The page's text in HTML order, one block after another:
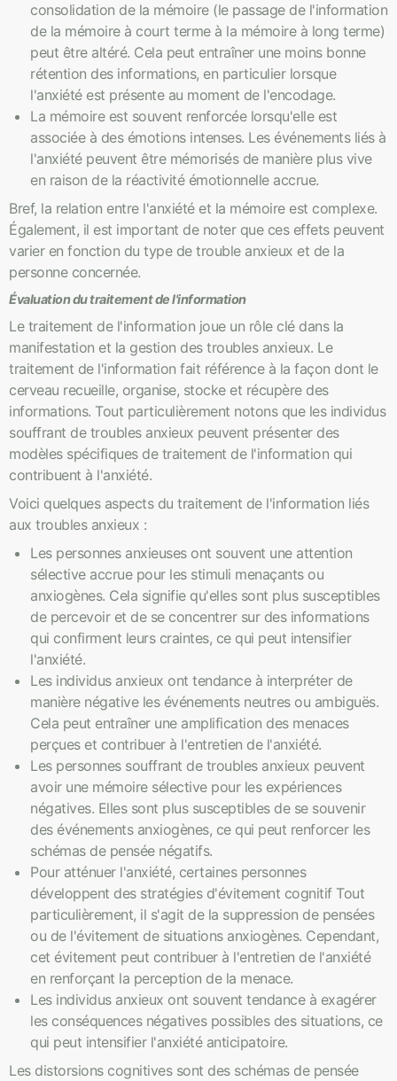
consolidation de la mémoire (le passage de l'information
de la mémoire à court terme à la mémoire à long terme)
peut être altéré. Cela peut entraîner une moins bonne
rétention des informations, en particulier lorsque
l'anxiété est présente au moment de l'encodage.
La mémoire est souvent renforcée lorsqu'elle est
associée à des émotions intenses. Les événements liés à
l'anxiété peuvent être mémorisés de manière plus vive
en raison de la réactivité émotionnelle accrue.
Bref, la relation entre l'anxiété et la mémoire est complexe.
Également, il est important de noter que ces effets peuvent
varier en fonction du type de trouble anxieux et de la
personne concernée.
Évaluation du traitement de l'information
Le traitement de l'information joue un rôle clé dans la
manifestation et la gestion des troubles anxieux. Le
traitement de l'information fait référence à la façon dont le
cerveau recueille, organise, stocke et récupère des
informations. Tout particulièrement notons que les individus
souffrant de troubles anxieux peuvent présenter des
modèles spécifiques de traitement de l'information qui
contribuent à l'anxiété.
Voici quelques aspects du traitement de l'information liés
aux troubles anxieux :
Les personnes anxieuses ont souvent une attention
sélective accrue pour les stimuli menaçants ou
anxiogènes. Cela signifie qu'elles sont plus susceptibles
de percevoir et de se concentrer sur des informations
qui confirment leurs craintes, ce qui peut intensifier
l'anxiété.
Les individus anxieux ont tendance à interpréter de
manière négative les événements neutres ou ambiguës.
Cela peut entraîner une amplification des menaces
perçues et contribuer à l'entretien de l'anxiété.
Les personnes souffrant de troubles anxieux peuvent
avoir une mémoire sélective pour les expériences
négatives. Elles sont plus susceptibles de se souvenir
des événements anxiogènes, ce qui peut renforcer les
schémas de pensée négatifs.
Pour atténuer l'anxiété, certaines personnes
développent des stratégies d'évitement cognitif Tout
particulièrement, il s'agit de la suppression de pensées
ou de l'évitement de situations anxiogènes. Cependant,
cet évitement peut contribuer à l'entretien de l'anxiété
en renforçant la perception de la menace.
Les individus anxieux ont souvent tendance à exagérer
les conséquences négatives possibles des situations, ce
qui peut intensifier l'anxiété anticipatoire.
Les distorsions cognitives sont des schémas de pensée